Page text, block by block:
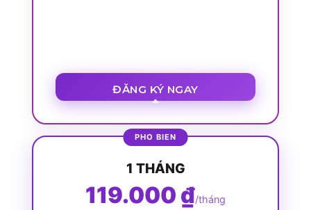
ĐĂNG KÝ NGAY
1 THÁNG
119.000 ₫/tháng